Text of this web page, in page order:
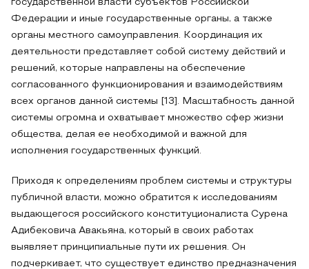
государственной власти субъектов Российской
Федерации и иные государственные органы, а также
органы местного самоуправления. Координация их
деятельности представляет собой систему действий и
решений, которые направлены на обеспечение
согласованного функционирования и взаимодействиям
всех органов данной системы [13]. Масштабность данной
системы огромна и охватывает множество сфер жизни
общества, делая ее необходимой и важной для
исполнения государственных функций.
Приходя к определениям проблем системы и структуры
публичной власти, можно обратится к исследованиям
выдающегося российского конституционалиста Сурена
Адибековича Авакьяна, который в своих работах
выявляет принципиальные пути их решения. Он
подчеркивает, что существует единство предназначения